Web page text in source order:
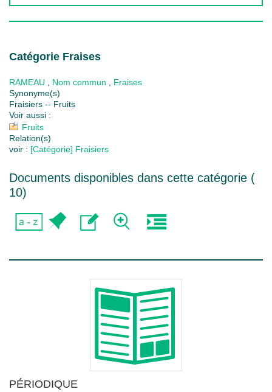
Catégorie Fraises
RAMEAU Nom commun
Fraises
Synonyme(s)
Fraisiers -- Fruits
Voir aussi :
Fruits
Relation(s)
voir : [Catégorie] Fraisiers
Documents disponibles dans cette catégorie (
10)
PÉRIODIQUE